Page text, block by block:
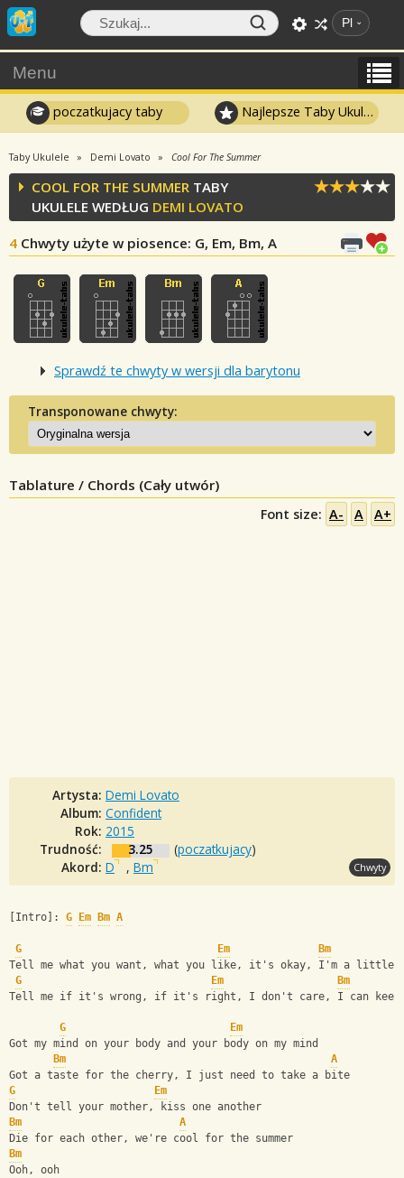
Pl
Menu
poczatkujacy taby Najlepsze Taby Ukulele
Taby Ukulele Demi Lovato Cool For The Summer
COOL FOR THE SUMMER TABY
UKULELE WEDŁUG DEMI LOVATO
4 Chwyty użyte w piosence: G, Em, Bm, A
Sprawdź te chwyty w wersji dla barytonu
Transponowane chwyty:
Tablature / Chords (Cały utwór)
Font size: A- A A+
Artysta: Demi Lovato
Album: Confident
Rok: 2015
Trudność:
3.25 (poczatkujacy)
Akord: D , Bm Chwyty
[Intro]: G Em Bm A
G Em
Bm
Tell me what you want, what you like, it's okay, I'm a little
G
Em
Bm
Tell me if it's wrong, if it's right, I don't care, I can keep
G
Em
Got my mind on your body and your body on my mind
Bm
A
Got a taste for the cherry, I just need to take a bite
G
Em
Don't tell your mother, kiss one another
Bm
A
Die for each other, we're cool for the summer
Bm
Ooh, ooh